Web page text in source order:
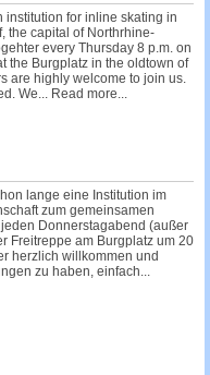
institution for inline skating in
the capital of Northrhine-
every Thursday 8 p.m. on
the Burgplatz in the oldtown of
are highly welcome to join us.
We... Read more...
lange eine Institution im
zum gemeinsamen
Donnerstagabend (außer
Freitreppe am Burgplatz um 20
herzlich willkommen und
zu haben, einfach...